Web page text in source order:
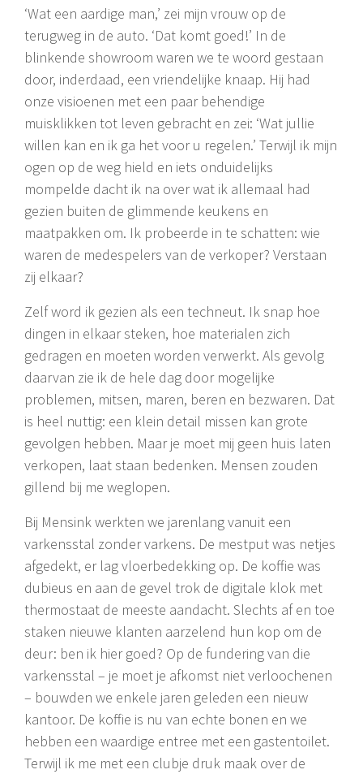
‘Wat een aardige man,’ zei mijn vrouw op de
terugweg in de auto. ‘Dat komt goed!’ In de
blinkende showroom waren we te woord gestaan
door, inderdaad, een vriendelijke knaap. Hij had
onze visioenen met een paar behendige
muisklikken tot leven gebracht en zei: ‘Wat jullie
willen kan en ik ga het voor u regelen.’ Terwijl ik mijn
ogen op de weg hield en iets onduidelijks
mompelde dacht ik na over wat ik allemaal had
gezien buiten de glimmende keukens en
maatpakken om. Ik probeerde in te schatten: wie
waren de medespelers van de verkoper? Verstaan
zij elkaar?
Zelf word ik gezien als een techneut. Ik snap hoe
dingen in elkaar steken, hoe materialen zich
gedragen en moeten worden verwerkt. Als gevolg
daarvan zie ik de hele dag door mogelijke
problemen, mitsen, maren, beren en bezwaren. Dat
is heel nuttig: een klein detail missen kan grote
gevolgen hebben. Maar je moet mij geen huis laten
verkopen, laat staan bedenken. Mensen zouden
gillend bij me weglopen.
Bij Mensink werkten we jarenlang vanuit een
varkensstal zonder varkens. De mestput was netjes
afgedekt, er lag vloerbedekking op. De koffie was
dubieus en aan de gevel trok de digitale klok met
thermostaat de meeste aandacht. Slechts af en toe
staken nieuwe klanten aarzelend hun kop om de
deur: ben ik hier goed? Op de fundering van die
varkensstal – je moet je afkomst niet verloochenen
– bouwden we enkele jaren geleden een nieuw
kantoor. De koffie is nu van echte bonen en we
hebben een waardige entree met een gastentoilet.
Terwijl ik me met een clubje druk maak over de